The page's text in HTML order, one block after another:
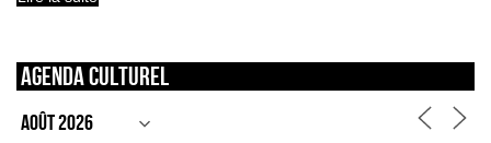
Agenda culturel